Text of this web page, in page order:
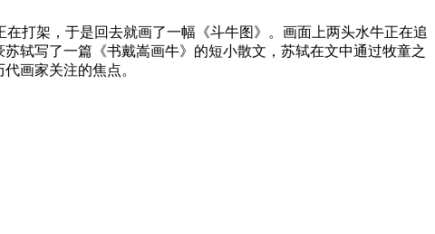
打架，于是回去就画了一幅《斗牛图》。画面上两头水牛正在追
轼写了一篇《书戴嵩画牛》的短小散文，苏轼在文中通过牧童之
画家关注的焦点。